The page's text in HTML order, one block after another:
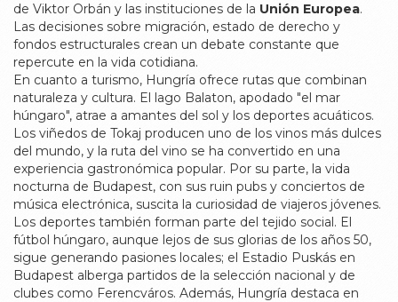
de Viktor Orbán y las instituciones de la Unión Europea.
Las decisiones sobre migración, estado de derecho y
fondos estructurales crean un debate constante que
repercute en la vida cotidiana.
En cuanto a turismo, Hungría ofrece rutas que combinan
naturaleza y cultura. El lago Balaton, apodado "el mar
húngaro", atrae a amantes del sol y los deportes acuáticos.
Los viñedos de Tokaj producen uno de los vinos más dulces
del mundo, y la ruta del vino se ha convertido en una
experiencia gastronómica popular. Por su parte, la vida
nocturna de Budapest, con sus ruin pubs y conciertos de
música electrónica, suscita la curiosidad de viajeros jóvenes.
Los deportes también forman parte del tejido social. El
fútbol húngaro, aunque lejos de sus glorias de los años 50,
sigue generando pasiones locales; el Estadio Puskás en
Budapest alberga partidos de la selección nacional y de
clubes como Ferencváros. Además, Hungría destaca en